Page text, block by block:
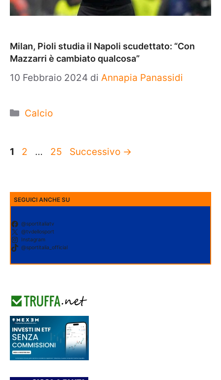
Milan, Pioli studia il Napoli scudettato: “Con
Mazzarri è cambiato qualcosa”
10 Febbraio 2024 di Annapia Panassidi
Categorie
Calcio
Pagina
1 Pagina
2 … Pagina
25 Successivo →
SEGUICI ANCHE SU
@sportitaliatv
@tvdellosport
Instagram
@sportitalia_official